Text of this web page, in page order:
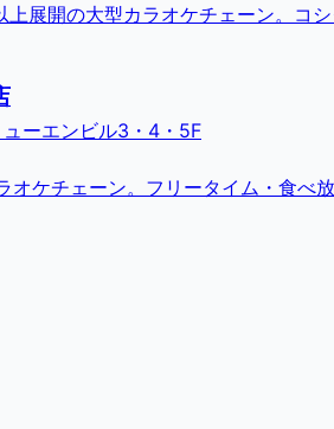
展開の大型カラオケチェーン。コ
ーエンビル3・4・5F
ケチェーン。フリータイム・食べ